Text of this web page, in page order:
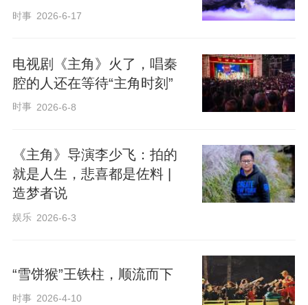
时事 2026-6-17
电视剧《主角》火了，唱秦
腔的人还在等待“主角时刻”
时事 2026-6-8
《主角》导演李少飞：拍的
就是人生，悲喜都是佐料 |
造梦者说
娱乐 2026-6-3
“雪饼猴”王铁柱，顺流而下
时事 2026-4-10